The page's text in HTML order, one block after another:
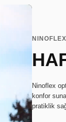
Ninoflex
konfor
pratiklik